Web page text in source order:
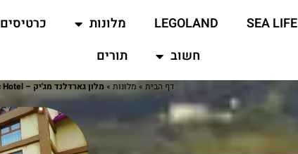
SEA LIFE
LEGOLAND מלונות כרטיסים
חשוב
תורים
דף הבית » מלונות »מלון גארדלנד מג'יק – Gardaland Magic Hotel